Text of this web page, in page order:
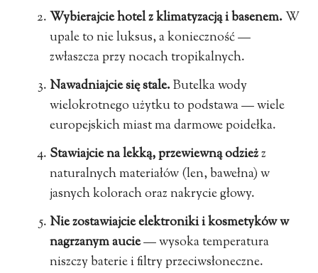
Wybierajcie hotel z klimatyzacją i basenem.W
upale to nie luksus, a konieczność —
zwłaszcza przy nocach tropikalnych.
Nawadniajcie się stale.Butelka wody
wielokrotnego użytku to podstawa — wiele
europejskich miast ma darmowe poidełka.
Stawiajcie na lekką, przewiewną odzieżz
naturalnych materiałów (len, bawełna) w
jasnych kolorach oraz nakrycie głowy.
Nie zostawiajcie elektroniki i kosmetyków w
nagrzanym aucie— wysoka temperatura
niszczy baterie i filtry przeciwsłoneczne.